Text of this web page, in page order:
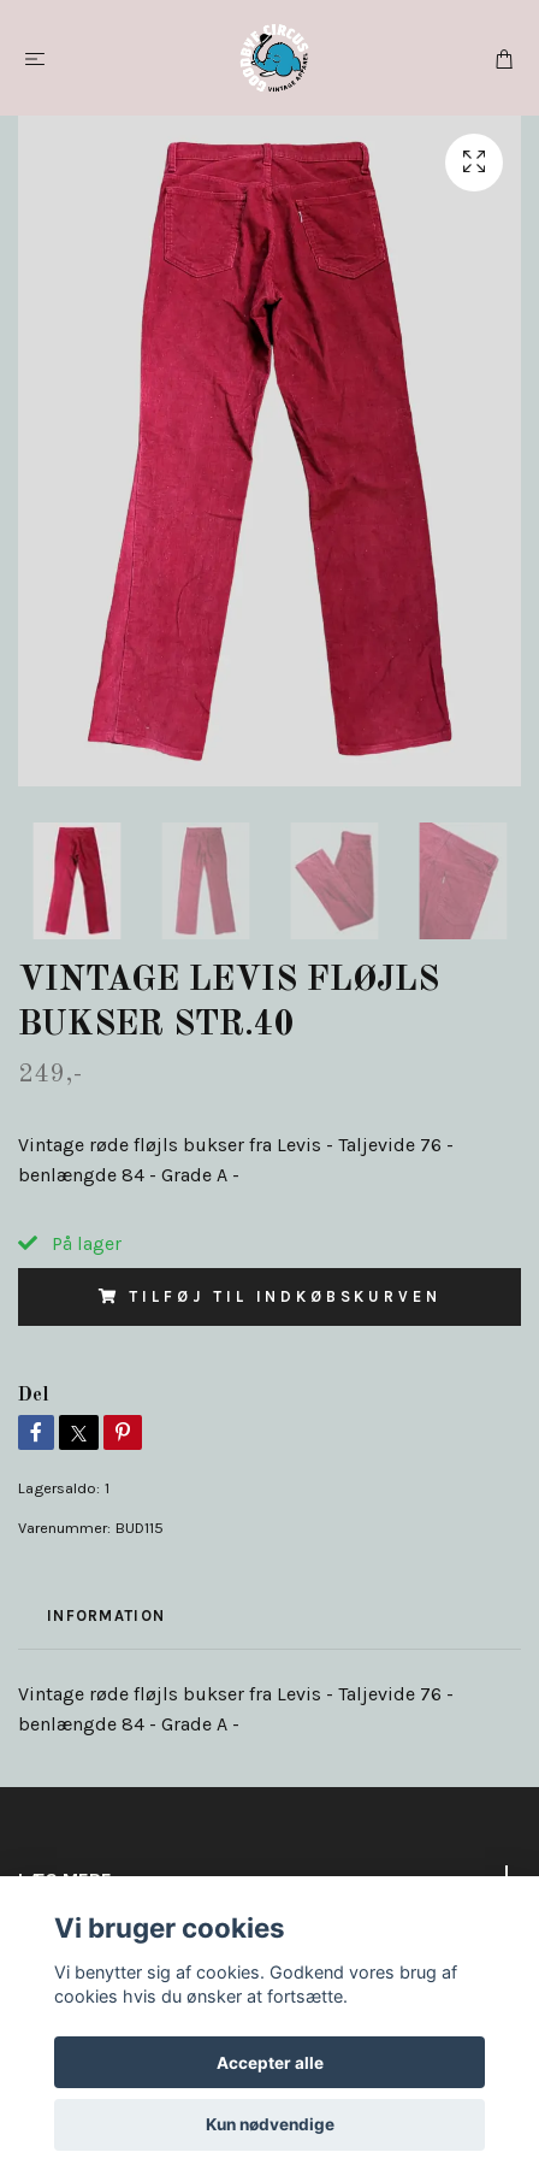
VINTAGE LEVIS FLØJLS
BUKSER STR.40
249,-
Vintage røde fløjls bukser fra Levis - Taljevide 76 -
benlængde 84 - Grade A -
På lager
TILFØJ TIL INDKØBSKURVEN
Del
Lagersaldo: 1
Varenummer: BUD115
INFORMATION
Vintage røde fløjls bukser fra Levis - Taljevide 76 -
benlængde 84 - Grade A -
LÆS MERE
Sociale medier
© 2026 Goodbye circus
Vi bruger cookies
Vi benytter sig af cookies. Godkend vores brug af
cookies hvis du ønsker at fortsætte.
Accepter alle
Kun nødvendige